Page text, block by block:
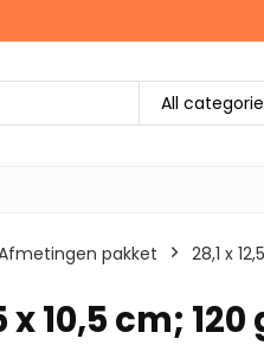
All
pakket ‎28,1 x
x 10,5 cm;